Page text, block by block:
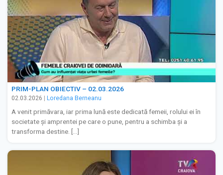
PRIM-PLAN OBIECTIV – 02.03.2026
02.03.2026 Loredana Berneanu
A venit primăvara, iar prima lună este dedicată femeii, rolului ei în
societate și amprentei pe care o pune, pentru a schimba și a
transforma destine. […]